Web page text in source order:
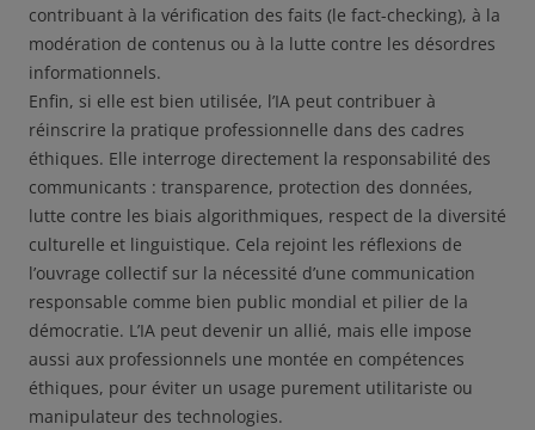
contribuant à la vérification des faits (le fact-checking), à la
modération de contenus ou à la lutte contre les désordres
informationnels.
Enfin, si elle est bien utilisée, l’IA peut contribuer à
réinscrire la pratique professionnelle dans des cadres
éthiques. Elle interroge directement la responsabilité des
communicants : transparence, protection des données,
lutte contre les biais algorithmiques, respect de la diversité
culturelle et linguistique. Cela rejoint les réflexions de
l’ouvrage collectif sur la nécessité d’une communication
responsable comme bien public mondial et pilier de la
démocratie. L’IA peut devenir un allié, mais elle impose
aussi aux professionnels une montée en compétences
éthiques, pour éviter un usage purement utilitariste ou
manipulateur des technologies.